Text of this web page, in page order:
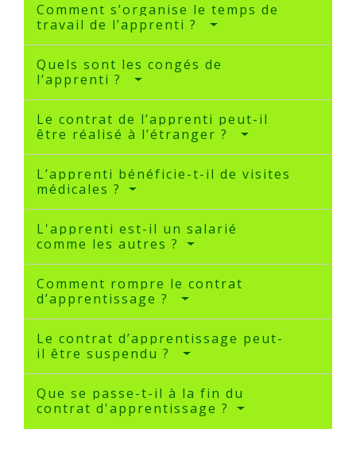
Comment s’organise le temps de
travail de l’apprenti ?
Quels sont les congés de
l’apprenti ?
Le contrat de l’apprenti peut-il
être réalisé à l’étranger ?
L’apprenti bénéficie-t-il de visites
médicales ?
L'apprenti est-il un salarié
comme les autres ?
Comment rompre le contrat
d’apprentissage ?
Le contrat d’apprentissage peut-
il être suspendu ?
Que se passe-t-il à la fin du
contrat d'apprentissage ?